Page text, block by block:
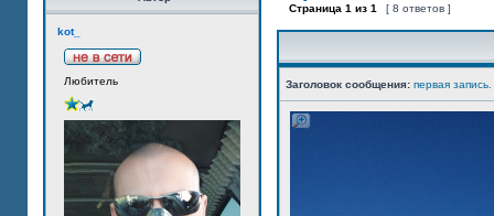
kot_
Любитель
Страница 1 из 1 [ 8 ответов ]
Заголовок сообщения: первая